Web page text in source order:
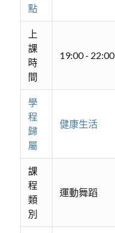
點
上
課
時
間
19:00 - 22:00
學
程
歸
屬
健康生活
課
程
類
別
運動舞蹈